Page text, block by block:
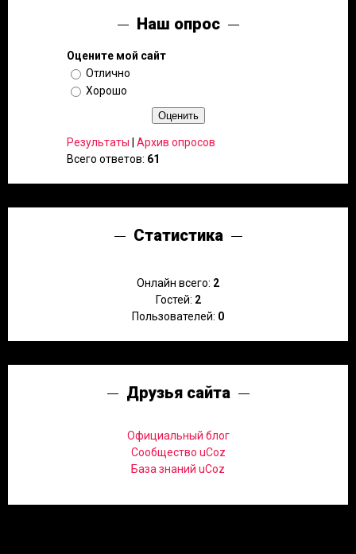
Наш опрос
Оцените мой сайт
Отлично
Хорошо
Результаты | Архив опросов
Всего ответов: 61
Статистика
Онлайн всего: 2
Гостей: 2
Пользователей: 0
Друзья сайта
Официальный блог
Сообщество uCoz
База знаний uCoz